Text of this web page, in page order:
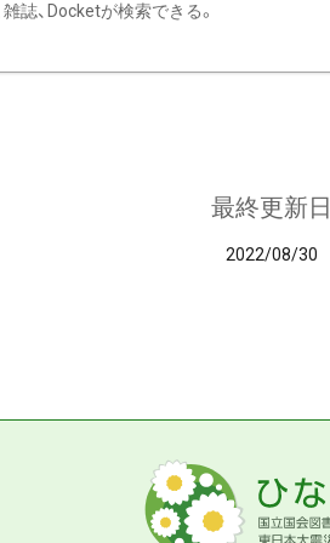
雑誌、Docketが検索できる。
最終更新日
2022/08/30